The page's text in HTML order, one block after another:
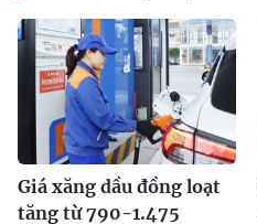
Giá xăng dầu đồng loạt
tăng từ 790-1.475